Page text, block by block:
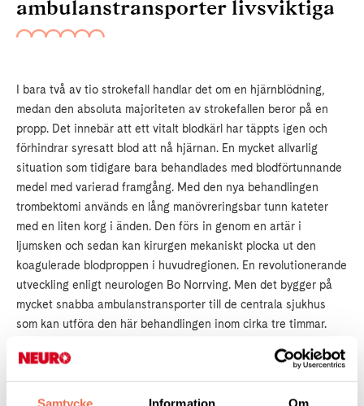
ambulanstransporter livsviktiga
I bara två av tio strokefall handlar det om en hjärnblödning,
medan den absoluta majoriteten av strokefallen beror på en
propp. Det innebär att ett vitalt blodkärl har täppts igen och
förhindrar syresatt blod att nå hjärnan. En mycket allvarlig
situation som tidigare bara behandlades med blodförtunnande
medel med varierad framgång. Med den nya behandlingen
trombektomi används en lång manövreringsbar tunn kateter
med en liten korg i änden. Den förs in genom en artär i
ljumsken och sedan kan kirurgen mekaniskt plocka ut den
koagulerade blodproppen i huvudregionen. En revolutionerande
utveckling enligt neurologen Bo Norrving. Men det bygger på
mycket snabba ambulanstransporter till de centrala sjukhus
som kan utföra den här behandlingen inom cirka tre timmar.
Intensiv rehabilitering också
framgångsrik